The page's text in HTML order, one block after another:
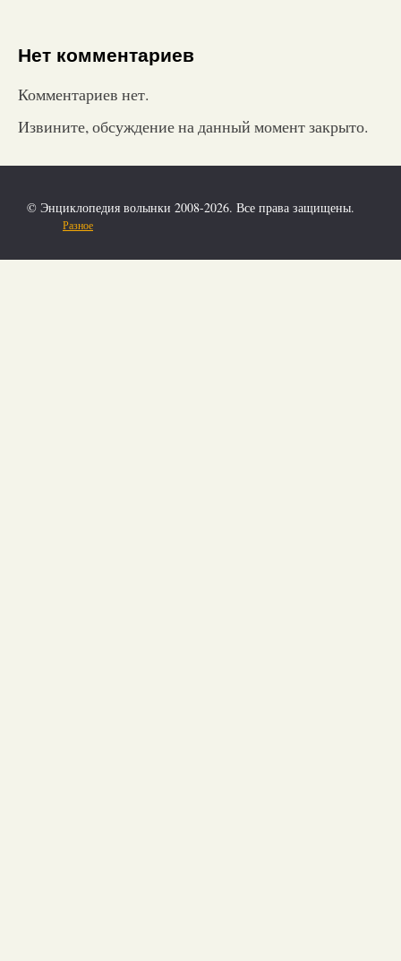
Нет комментариев
Комментариев нет.
Извините, обсуждение на данный момент закрыто.
© Энциклопедия волынки 2008-2026. Все права защищены.
Разное